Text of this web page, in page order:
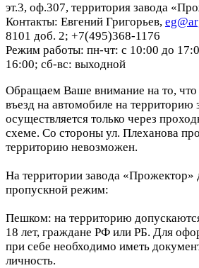
эт.3, оф.307, территория завода
Контакты: Евгений Григорьев,
8101 доб. 2; +7(495)368-1176
Режим работы: пн-чт: с 10:00 до
16:00; сб-вс: выходной
Обращаем Ваше внимание на то,
въезд на автомобиле на
осуществляется только через
схеме. Со стороны ул. Плеханова
территорию невозможен.
На территории завода «Прожектор»
пропускной режим:
Пешком: на территорию
18 лет, граждане РФ или РБ. Для
при себе необходимо иметь
личность.